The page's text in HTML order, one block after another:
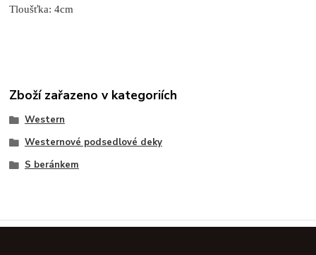
Tloušťka: 4cm
Zboží zařazeno v kategoriích
Western
Westernové podsedlové deky
S beránkem